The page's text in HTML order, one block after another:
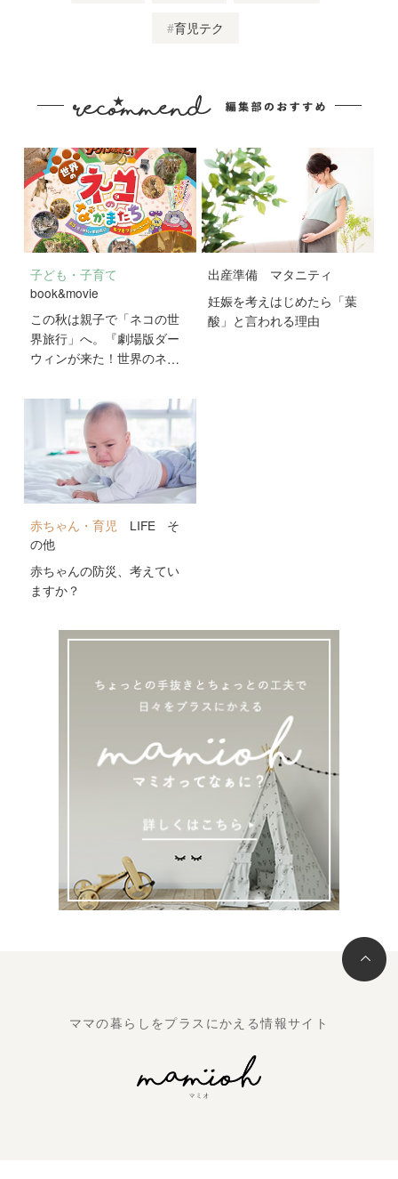
育児テク
子ども・子育て
book&movie
この秋は親子で「ネコの世
界旅行」へ。『劇場版ダー
ウィンが来た！世界のネコ
公開！
出産準備
マタニティ
妊娠を考えはじめたら「葉
酸」と言われる理由
赤ちゃん・育児 LIFE
そ
の他
赤ちゃんの防災、考えてい
ますか？
ママの暮らしをプラスにかえる情報サイト